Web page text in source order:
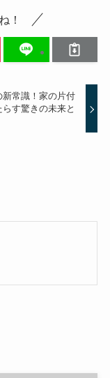
！
新常識！家の片付
らす驚きの未来と